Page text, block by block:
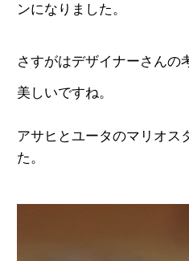
ンになりました。
さすがはデザイナーさんの
美しいですね。
アサヒとユータのマリオス
た。